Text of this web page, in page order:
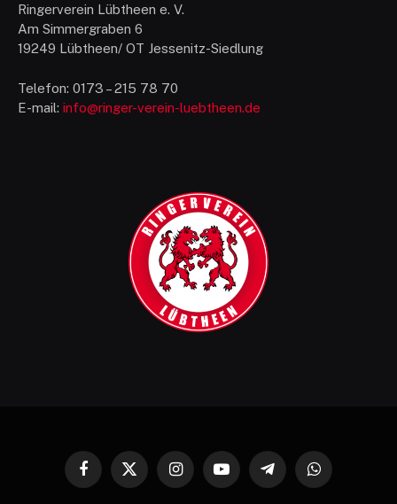
Ringerverein Lübtheen e. V.
Am Simmergraben 6
19249 Lübtheen/ OT Jessenitz-Siedlung
Telefon: 0173 – 215 78 70
E-mail: info@ringer-verein-luebtheen.de
Facebook
X
InstagramYouTubeTelegramWhatsApp